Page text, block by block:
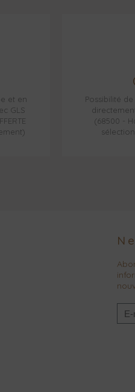
et en
GLS
Possibilité
(68500 -